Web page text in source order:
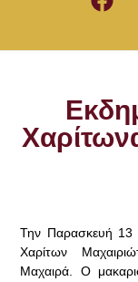
Την Παρασκευή 13
Χαρίτων
Μαχαιρά. Ο